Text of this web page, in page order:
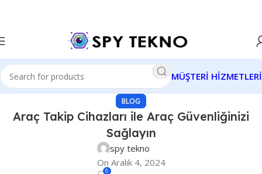
MÜŞTERİ HİZMETLERİ
BLOG
Araç Takip Cihazları ile Araç Güvenliğinizi
Sağlayın
spy tekno
On Aralık 4, 2024
0